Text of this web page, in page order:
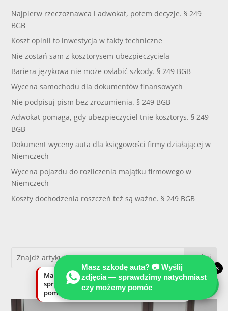
Najpierw rzeczoznawca i adwokat, potem decyzje. § 249
BGB
Koszt opinii to inwestycja w fakty techniczne
Nie zostań sam z kosztorysem ubezpieczyciela
Bariera językowa nie może osłabić szkody. § 249 BGB
Wycena samochodu dla dokumentów finansowych
Nie podpisuj pism bez zrozumienia. § 249 BGB
Adwokat pomaga, gdy ubezpieczyciel tnie kosztorys. § 249
BGB
Dokument wyceny auta dla księgowości firmy działającej w
Niemczech
Wycena pojazdu do rozliczenia majątku firmowego w
Niemczech
Koszty dochodzenia roszczeń też są ważne. § 249 BGB
Masz szkodę auta? 📷 Wyślij
zdjęcia — sprawdzimy natychmiast
czy możemy pomóc
×
Masz szkodę auta? Wyślij zdjęcia —
sprawdzimy natychmiast, czy możemy
pomóc.